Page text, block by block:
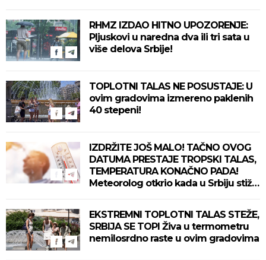
RHMZ IZDAO HITNO UPOZORENJE:
Pljuskovi u naredna dva ili tri sata u
više delova Srbije!
TOPLOTNI TALAS NE POSUSTAJE: U
ovim gradovima izmereno paklenih
40 stepeni!
IZDRŽITE JOŠ MALO! TAČNO OVOG
DATUMA PRESTAJE TROPSKI TALAS,
TEMPERATURA KONAČNO PADA!
Meteorolog otkrio kada u Srbiju stiže
EKSTREMNI TOPLOTNI TALAS STEŽE,
SRBIJA SE TOPI Živa u termometru
nemilosrdno raste u ovim gradovima